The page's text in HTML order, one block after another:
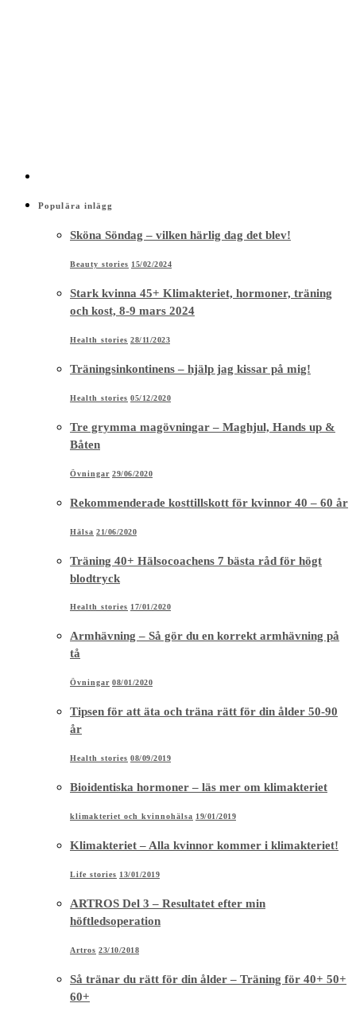
Populära inlägg
Sköna Söndag – vilken härlig dag det blev!
Beauty stories 15/02/2024
Stark kvinna 45+ Klimakteriet, hormoner, träning
och kost, 8-9 mars 2024
Health stories 28/11/2023
Träningsinkontinens – hjälp jag kissar på mig!
Health stories 05/12/2020
Tre grymma magövningar – Maghjul, Hands up &
Båten
Övningar 29/06/2020
Rekommenderade kosttillskott för kvinnor 40 – 60 år
Hälsa 21/06/2020
Träning 40+ Hälsocoachens 7 bästa råd för högt
blodtryck
Health stories 17/01/2020
Armhävning – Så gör du en korrekt armhävning på
tå
Övningar 08/01/2020
Tipsen för att äta och träna rätt för din ålder 50-90
år
Health stories 08/09/2019
Bioidentiska hormoner – läs mer om klimakteriet
klimakteriet och kvinnohälsa 19/01/2019
Klimakteriet – Alla kvinnor kommer i klimakteriet!
Life stories 13/01/2019
ARTROS Del 3 – Resultatet efter min
höftledsoperation
Artros 23/10/2018
Så tränar du rätt för din ålder – Träning för 40+ 50+
60+